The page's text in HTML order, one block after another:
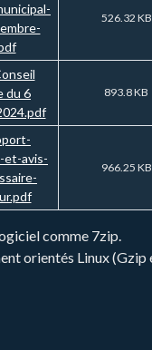
526.32 KB
du 6
893.8 KB
et-avis-
966.25 KB
comme 7zip.
orientés Linux (Gzip